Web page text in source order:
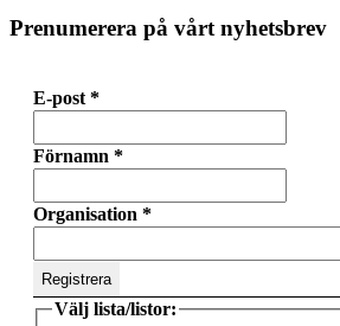
Prenumerera på vårt nyhetsbrev
E-post *
Förnamn *
Organisation *
Välj lista/listor: